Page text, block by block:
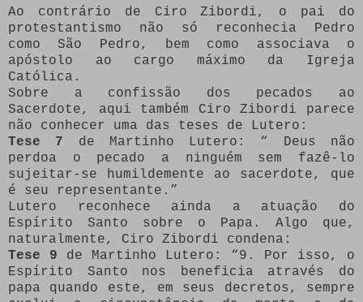
Ao contrário de Ciro Zibordi, o pai do
protestantismo não só reconhecia Pedro
como São Pedro, bem como associava o
apóstolo ao cargo máximo da Igreja
Católica.
Sobre a confissão dos pecados ao
Sacerdote, aqui também Ciro Zibordi parece
não conhecer uma das teses de Lutero:
Tese 7 de Martinho Lutero: “ Deus não
perdoa o pecado a ninguém sem fazê-lo
sujeitar-se humildemente ao sacerdote, que
é seu representante.”
Lutero reconhece ainda a atuação do
Espírito Santo sobre o Papa. Algo que,
naturalmente, Ciro Zibordi condena:
Tese 9 de Martinho Lutero: “9. Por isso, o
Espírito Santo nos beneficia através do
papa quando este, em seus decretos, sempre